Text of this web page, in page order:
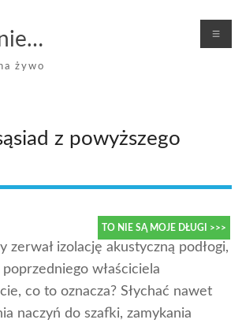
TO NIE SĄ MOJE DŁUGI >>>
żywo
z powyższego
zerwał izolację akustyczną podłogi,
właściciela
co to oznacza? Słychać nawet
naczyń do szafki, zamykania